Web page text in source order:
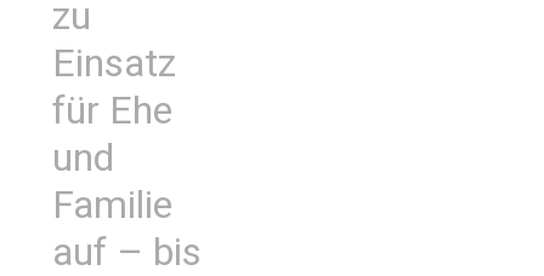
zu
Einsatz
für Ehe
und
Familie
auf – bis